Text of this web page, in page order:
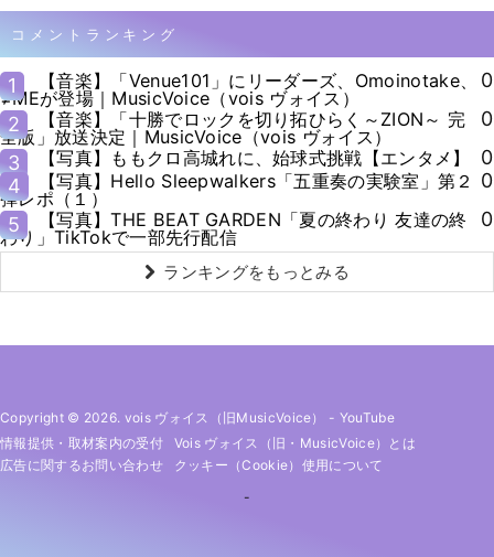
コメントランキング
1
【音楽】「Venue101」にリーダーズ、Omoinotake、
≠MEが登場｜MusicVoice（vois ヴォイス）
0
2
【音楽】「十勝でロックを切り拓ひらく～ZION～ 完
全版」放送決定｜MusicVoice（vois ヴォイス）
0
3
【写真】ももクロ高城れに、始球式挑戦【エンタメ】
0
4
【写真】Hello Sleepwalkers「五重奏の実験室」第２
弾レポ（１）
0
5
【写真】THE BEAT GARDEN「夏の終わり 友達の終
わり」TikTokで一部先行配信
0
ランキングをもっとみる
Copyright © 2026. vois ヴォイス（旧MusicVoice） - YouTube
情報提供・取材案内の受付
Vois ヴォイス（旧・MusicVoice）とは
広告に関するお問い合わせ
クッキー（cookie）使用について
-